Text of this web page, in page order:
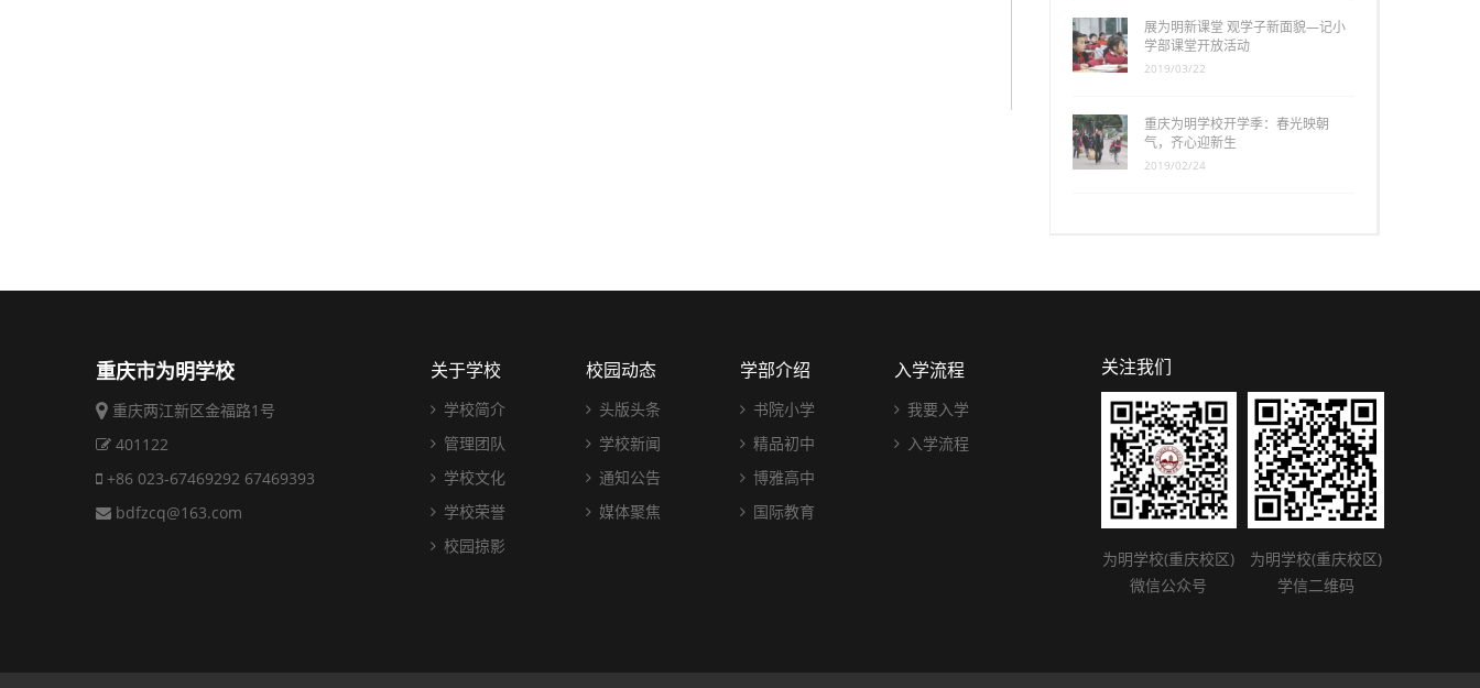
展为明新课堂 观学子新面貌—记小
学部课堂开放活动
2019/03/22
重庆为明学校开学季：春光映朝
气，齐心迎新生
2019/02/24
重庆市为明学校
重庆两江新区金福路1号
401122
+86 023-67469292 67469393
bdfzcq@163.com
关于学校
学校简介
管理团队
学校文化
学校荣誉
校园掠影
校园动态
头版头条
学校新闻
通知公告
媒体聚焦
学部介绍
书院小学
精品初中
博雅高中
国际教育
入学流程
我要入学
入学流程
关注我们
为明学校(重庆校区)
微信公众号
为明学校(重庆校区)
学信二维码